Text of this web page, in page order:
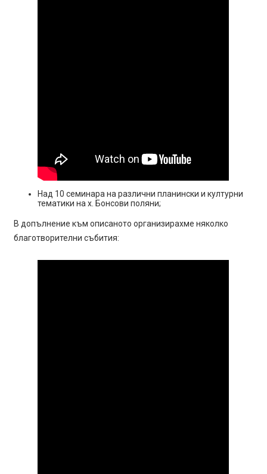
Над 10 семинара на различни планински и културни
тематики на х. Бонсови поляни;
В допълнение към описаното организирахме няколко
благотворителни събития: